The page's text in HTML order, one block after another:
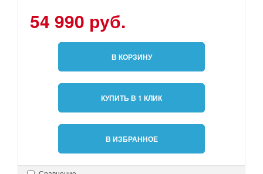
54 990 руб.
В КОРЗИНУ
КУПИТЬ В 1 КЛИК
В ИЗБРАННОЕ